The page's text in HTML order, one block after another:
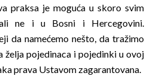
praksa je moguća u skoro svim
ali ne i u Bosni i Hercegovini.
da namećemo nešto, da tražimo
želja pojedinaca i pojedinki u ovoj
prava Ustavom zagarantovana.